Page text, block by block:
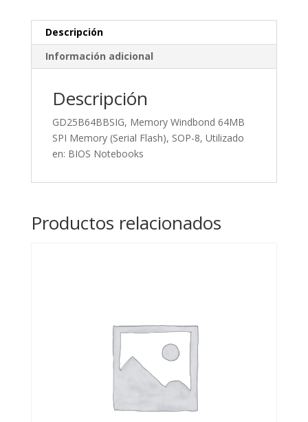
Utilizado
Notebooks
cantidad
Descripción
Información adicional
Descripción
GD25B64BBSIG, Memory Windbond 64MB
SPI Memory (Serial Flash), SOP-8, Utilizado
en: BIOS Notebooks
Productos relacionados